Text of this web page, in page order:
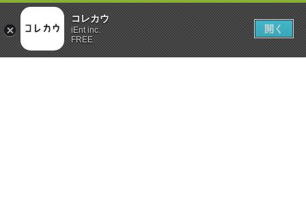
コレカウ
iEnt inc.
FREE
開く